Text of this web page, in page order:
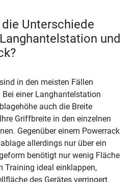
Unterschiede
und
in den meisten Fällen
einer Langhantelstation
auch die Breite
Griffbreite in den einzelnen
Gegenüber einem Powerrack
allerdings nur über ein
benötigt nur wenig Fläche
Training ideal einklappen,
des Gerätes verringert.